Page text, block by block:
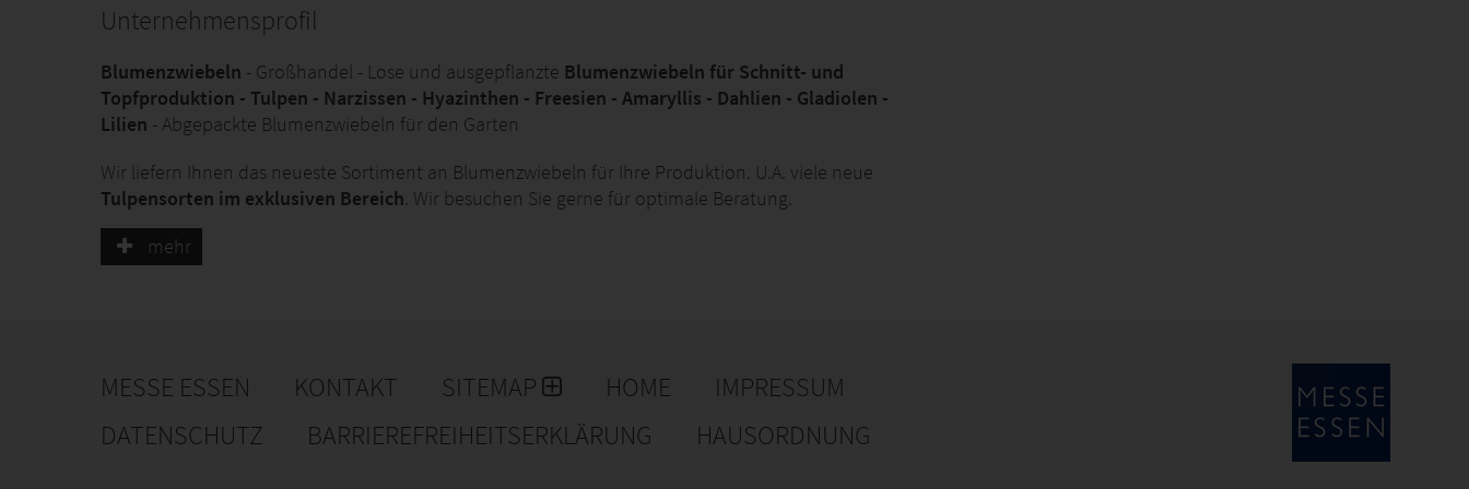
Unternehmensprofil
Blumenzwiebeln - Großhandel - Lose und ausgepflanzte Blumenzwiebeln für Schnitt- und
Topfproduktion - Tulpen - Narzissen - Hyazinthen - Freesien - Amaryllis - Dahlien - Gladiolen -
Lilien - Abgepackte Blumenzwiebeln für den Garten
Wir liefern Ihnen das neueste Sortiment an Blumenzwiebeln für Ihre Produktion. U.A. viele neue
Tulpensorten im exklusiven Bereich. Wir besuchen Sie gerne für optimale Beratung.
Flowerbulbs
mehr
MESSE ESSEN KONTAKT SITEMAP HOME
IMPRESSUM
DATENSCHUTZ
BARRIEREFREIHEITSERKLÄRUNG HAUSORDNUNG